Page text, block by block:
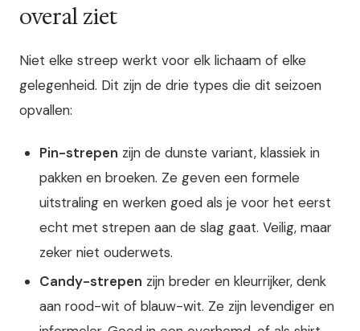
overal ziet
Niet elke streep werkt voor elk lichaam of elke
gelegenheid. Dit zijn de drie types die dit seizoen
opvallen:
Pin-strepen zijn de dunste variant, klassiek in
pakken en broeken. Ze geven een formele
uitstraling en werken goed als je voor het eerst
echt met strepen aan de slag gaat. Veilig, maar
zeker niet ouderwets.
Candy-strepen zijn breder en kleurrijker, denk
aan rood-wit of blauw-wit. Ze zijn levendiger en